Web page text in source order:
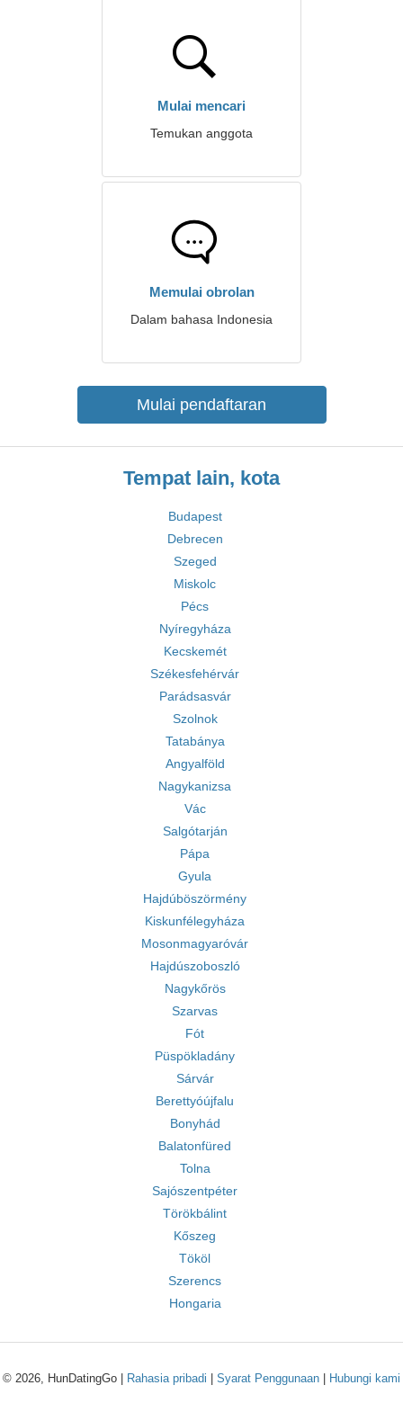
Mulai mencari
Temukan anggota
Memulai obrolan
Dalam bahasa Indonesia
Mulai pendaftaran
Tempat lain, kota
Budapest
Debrecen
Szeged
Miskolc
Pécs
Nyíregyháza
Kecskemét
Székesfehérvár
Parádsasvár
Szolnok
Tatabánya
Angyalföld
Nagykanizsa
Vác
Salgótarján
Pápa
Gyula
Hajdúböszörmény
Kiskunfélegyháza
Mosonmagyaróvár
Hajdúszoboszló
Nagykőrös
Szarvas
Fót
Püspökladány
Sárvár
Berettyóújfalu
Bonyhád
Balatonfüred
Tolna
Sajószentpéter
Törökbálint
Kőszeg
Tököl
Szerencs
Hongaria
© 2026, HunDatingGo | Rahasia pribadi Syarat Penggunaan Hubungi kami